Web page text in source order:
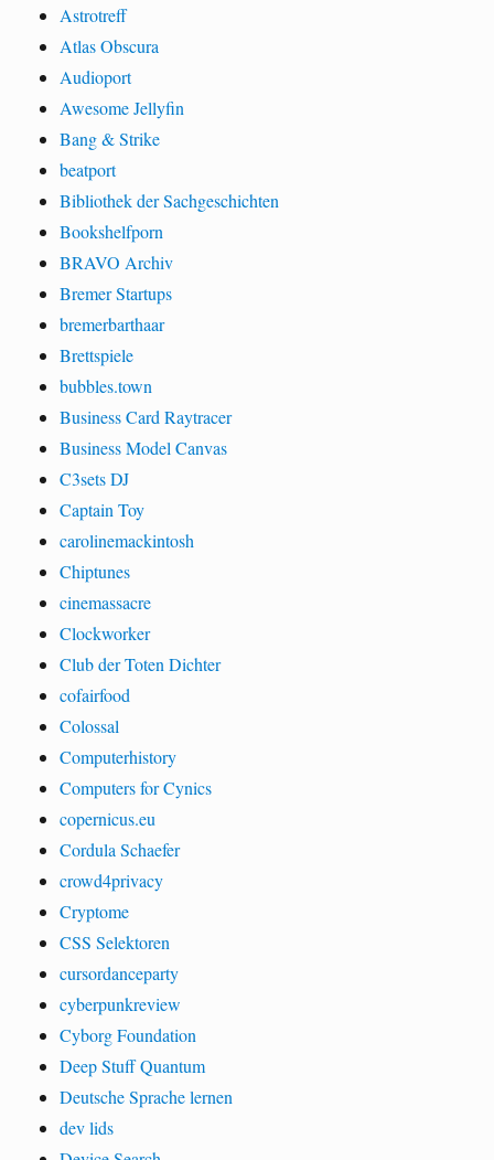
Astrotreff
Atlas Obscura
Audioport
Awesome Jellyfin
Bang & Strike
beatport
Bibliothek der Sachgeschichten
Bookshelfporn
BRAVO Archiv
Bremer Startups
bremerbarthaar
Brettspiele
bubbles.town
Business Card Raytracer
Business Model Canvas
C3sets DJ
Captain Toy
carolinemackintosh
Chiptunes
cinemassacre
Clockworker
Club der Toten Dichter
cofairfood
Colossal
Computerhistory
Computers for Cynics
copernicus.eu
Cordula Schaefer
crowd4privacy
Cryptome
CSS Selektoren
cursordanceparty
cyberpunkreview
Cyborg Foundation
Deep Stuff Quantum
Deutsche Sprache lernen
dev lids